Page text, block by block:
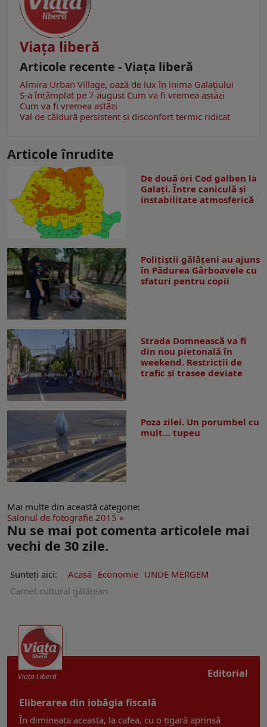
Viaţa liberă
Articole recente - Viaţa liberă
Almira Urban Village, oază de lux în inima Galațiului
S-a întâmplat pe 7 august Cum va fi vremea astăzi
Cum va fi vremea astăzi
Val de căldură persistent și disconfort termic ridicat
Articole înrudite
De două ori Cod galben la
Galaţi. Între caniculă şi
instabilitate atmosferică
Polițiștii gălățeni au ajuns
în Pădurea Gârboavele cu
sfaturi pentru copii
Strada Domnească va fi
din nou pietonală în
weekend. Restricţii de
trafic şi trasee deviate
Poza zilei. Un porumbel cu
mult… tupeu
Mai multe din această categorie:
Salonul de fotografie 2015 »
Nu se mai pot comenta articolele mai
vechi de 30 zile.
Sunteți aici: Acasă Economie UNDE MERGEM
Carnet cultural gălățean
Editorial
Viaţa Liberă
Eliberarea din iobăgia fiscală
În dimineața aceasta, la cafea, cu o țigară aprinsă